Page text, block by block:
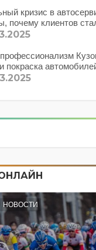
кризис в
почему клиентов
покраска
НОВОСТИ